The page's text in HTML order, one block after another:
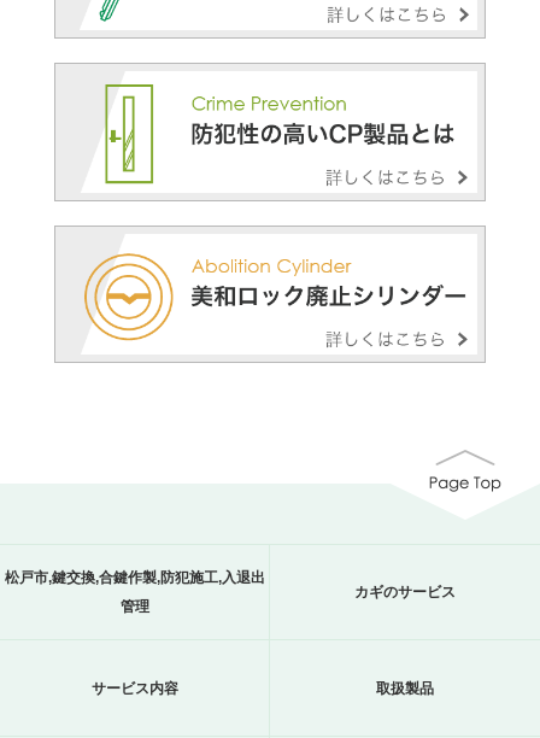
松戸市,鍵交換,合鍵作製,防犯施工,入退出
管理
カギのサービス
サービス内容 取扱製品